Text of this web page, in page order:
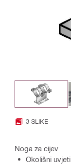
3 SLIKE
Noga za cijev
Okolišni